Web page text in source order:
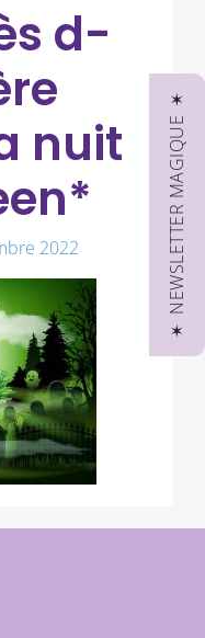
d-
nuit
2022 ✶ NEWSLETTER MAGIQUE ✶